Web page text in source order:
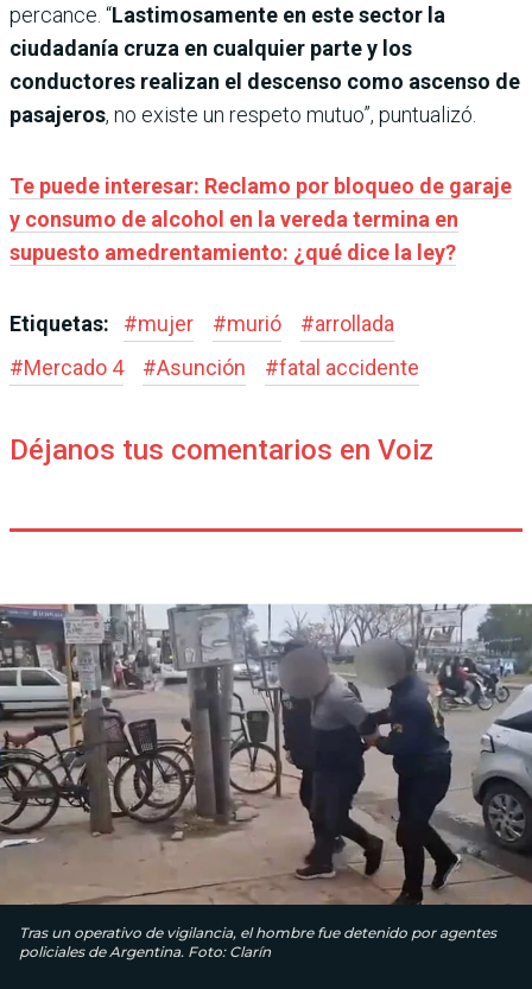
percance. “Lastimosamente en este sector la
ciudadanía cruza en cualquier parte y los
conductores realizan el descenso como ascenso de
pasajeros, no existe un respeto mutuo”, puntualizó.
Te puede interesar: Reclamo por bloqueo de garaje
y consumo de alcohol en la vereda termina en
supuesto amedrentamiento: ¿qué dice la ley?
Etiquetas: #mujer #murió #arrollada
#Mercado 4 #Asunción #fatal accidente
Déjanos tus comentarios en Voiz
Tras un operativo de vigilancia, el hombre fue detenido por agentes
policiales de Argentina. Foto: Clarín